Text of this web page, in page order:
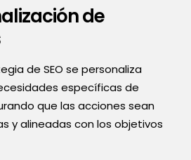
de
de SEO se personaliza
específicas de
que las acciones sean
y alineadas con los objetivos